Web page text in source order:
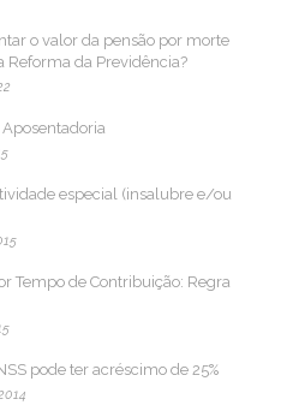
o valor da pensão por morte
Reforma da Previdência?
Aposentadoria
especial (insalubre e/ou
Tempo de Contribuição: Regra
pode ter acréscimo de 25%